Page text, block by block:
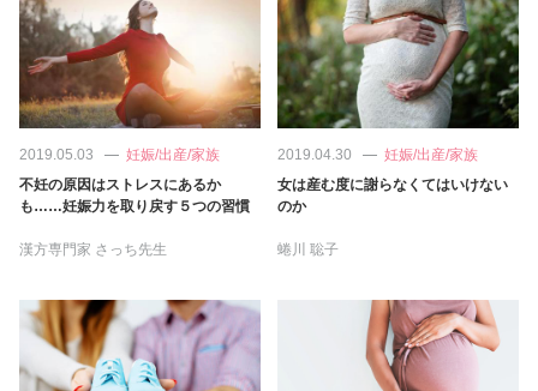
2019.05.03
妊娠/出産/家族
不妊の原因はストレスにあるか
も……妊娠力を取り戻す５つの習慣
漢方専門家 さっち先生
2019.04.30
妊娠/出産/家族
女は産む度に謝らなくてはいけない
のか
蜷川 聡子